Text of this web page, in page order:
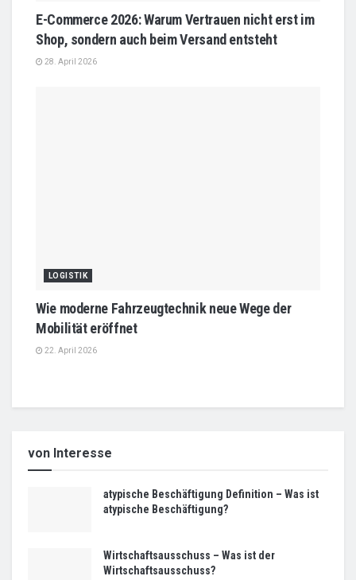
E-Commerce 2026: Warum Vertrauen nicht erst im
Shop, sondern auch beim Versand entsteht
28. April 2026
LOGISTIK
Wie moderne Fahrzeugtechnik neue Wege der
Mobilität eröffnet
22. April 2026
von Interesse
atypische Beschäftigung Definition – Was ist
atypische Beschäftigung?
Wirtschaftsausschuss – Was ist der
Wirtschaftsausschuss?